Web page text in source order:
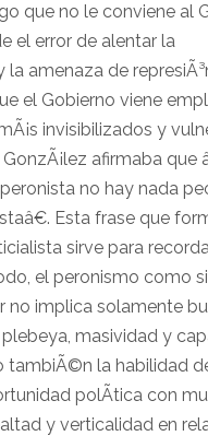
que no le conviene al
el error de alentar la
la amenaza de
el Gobierno viene
invisibilizados y
GonzÃ¡lez afirmaba
no hay nada
Esta frase que
sirve para
el peronismo como
no implica solamente
masividad y
tambiÃ©n la habilidad
polÃ­tica con
y verticalidad en